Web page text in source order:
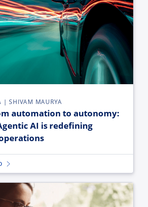
| SHIVAM MAURYA
automation to autonomy:
AI is redefining
before your customers do